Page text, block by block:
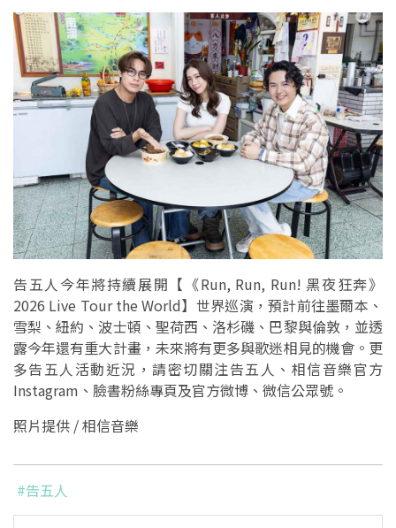
告五人今年將持續展開【《Run, Run, Run! 黑夜狂奔》
2026 Live Tour the World】世界巡演，預計前往墨爾本、
雪梨、紐約、波士頓、聖荷西、洛杉磯、巴黎與倫敦，並透
露今年還有重大計畫，未來將有更多與歌迷相見的機會。更
多告五人活動近況，請密切關注告五人、相信音樂官方
Instagram、臉書粉絲專頁及官方微博、微信公眾號。
照片提供 / 相信音樂
#告五人